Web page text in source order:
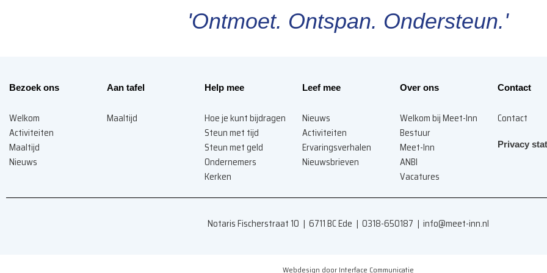
'Ontmoet. Ontspan. Ondersteun.'
Bezoek ons
Welkom
Activiteiten
Maaltijd
Nieuws
Aan tafel
Maaltijd
Help mee
Hoe je kunt bijdragen
Steun met tijd
Steun met geld
Ondernemers
Kerken
Leef mee
Nieuws
Activiteiten
Ervaringsverhalen
Nieuwsbrieven
Over ons
Welkom bij Meet-Inn
Bestuur
Meet-Inn
ANBI
Vacatures
Contact
Contact
Privacy
Notaris Fischerstraat 10 | 6711 BC Ede | 0318-650187 | info@meet-inn.nl
Webdesign door Interface Communicatie